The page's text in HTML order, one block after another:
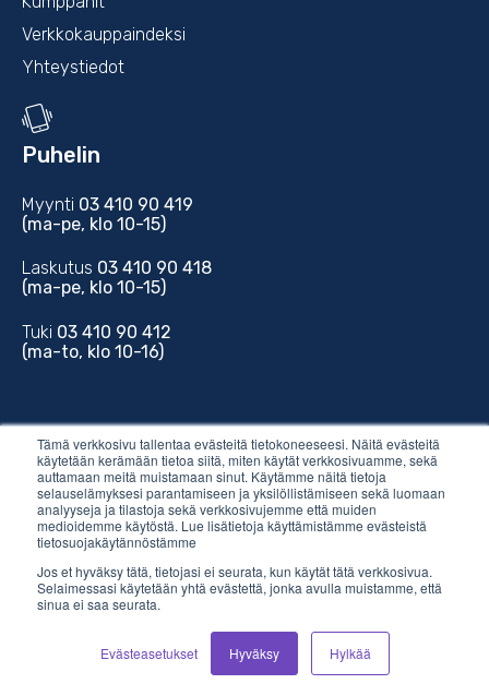
Tämä verkkosivu tallentaa evästeitä tietokoneeseesi. Näitä evästeitä
käytetään kerämään tietoa siitä, miten käytät verkkosivuamme, sekä
auttamaan meitä muistamaan sinut. Käytämme näitä tietoja
selauselämyksesi parantamiseen ja yksilöllistämiseen sekä luomaan
analyyseja ja tilastoja sekä verkkosivujemme että muiden
medioidemme käytöstä. Lue lisätietoja käyttämistämme evästeistä
tietosuojakäytännöstämme
Jos et hyväksy tätä, tietojasi ei seurata, kun käytät tätä verkkosivua.
Selaimessasi käytetään yhtä evästettä, jonka avulla muistamme, että
sinua ei saa seurata.
Evästeasetukset Hyväksy Hylkää
Verkkokauppaindeksi
Yhteystiedot
Puhelin
Myynti 03 410 90 419
(ma-pe, klo 10-15)
Laskutus 03 410 90 418
(ma-pe, klo 10-15)
Tuki 03 410 90 412
(ma-to, klo 10-16)
Sähköposti
myynti@vilkas.fi
laskutus@vilkas.fi